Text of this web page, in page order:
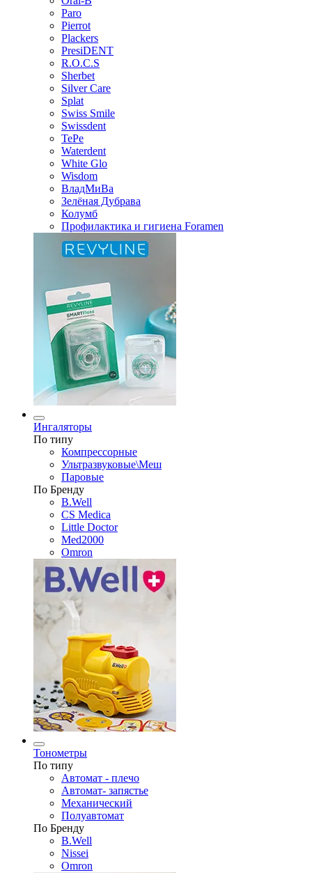
Paro
Pierrot
Plackers
PresiDENT
R.O.C.S
Sherbet
Silver Care
Splat
Swiss Smile
Swissdent
TePe
Waterdent
White Glo
Wisdom
ВладМиВа
Зелёная Дубрава
Колумб
Профилактика и гигиена Foramen
Ингаляторы
По типу
Компрессорные
Ультразвуковые\Меш
Паровые
По Бренду
B.Well
CS Medica
Little Doctor
Med2000
Omron
Тонометры
По типу
Автомат - плечо
Автомат- запястье
Механический
Полуавтомат
По Бренду
B.Well
Nissei
Omron